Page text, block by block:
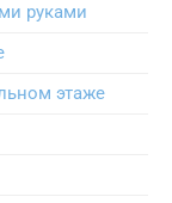
руками
этаже